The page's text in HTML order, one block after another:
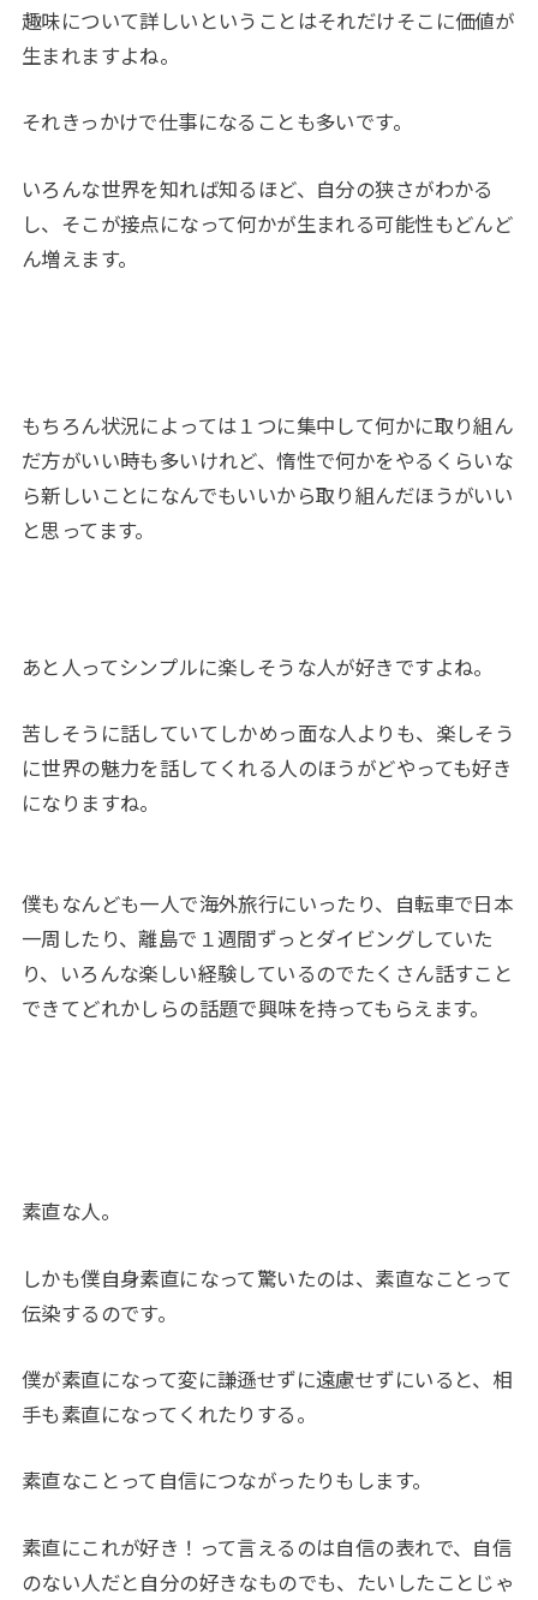
趣味について詳しいということはそれだけそこに価値が
生まれますよね。
それきっかけで仕事になることも多いです。
いろんな世界を知れば知るほど、自分の狭さがわかる
し、そこが接点になって何かが生まれる可能性もどんど
ん増えます。
もちろん状況によっては１つに集中して何かに取り組ん
だ方がいい時も多いけれど、惰性で何かをやるくらいな
ら新しいことになんでもいいから取り組んだほうがいい
と思ってます。
あと人ってシンプルに楽しそうな人が好きですよね。
苦しそうに話していてしかめっ面な人よりも、楽しそう
に世界の魅力を話してくれる人のほうがどやっても好き
になりますね。
僕もなんども一人で海外旅行にいったり、自転車で日本
一周したり、離島で１週間ずっとダイビングしていた
り、いろんな楽しい経験しているのでたくさん話すこと
できてどれかしらの話題で興味を持ってもらえます。
素直な人。
しかも僕自身素直になって驚いたのは、素直なことって
伝染するのです。
僕が素直になって変に謙遜せずに遠慮せずにいると、相
手も素直になってくれたりする。
素直なことって自信につながったりもします。
素直にこれが好き！って言えるのは自信の表れで、自信
のない人だと自分の好きなものでも、たいしたことじゃ